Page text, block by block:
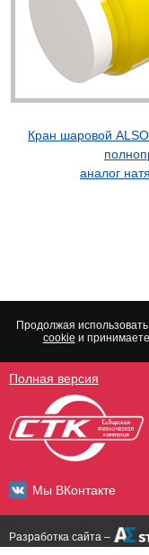
Кран шаровой
аналог
Продолжая
cookie и
Полная версия
Мы ВКонтакте
Разработка сайта –